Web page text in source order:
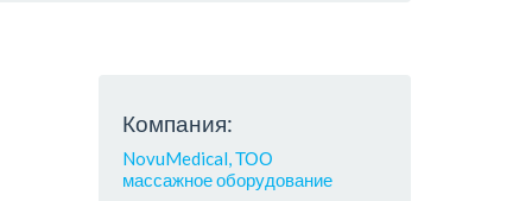
Компания:
NovuMedical, ТОО
массажное оборудование